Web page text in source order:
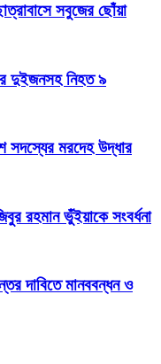
সবুজের ছোঁয়া
দুইজনসহ নিহত ৯
সদস্যের মরদেহ উদ্ধার
রহমান ভুঁইয়াকে সংবর্ধনা
দাবিতে মানববন্ধন ও